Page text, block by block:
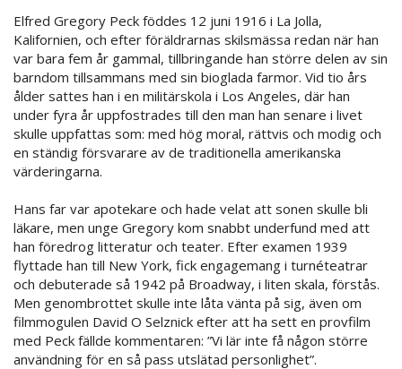
Elfred Gregory Peck föddes 12 juni 1916 i La Jolla,
Kalifornien, och efter föräldrarnas skilsmässa redan när han
var bara fem år gammal, tillbringande han större delen av sin
barndom tillsammans med sin bioglada farmor. Vid tio års
ålder sattes han i en militärskola i Los Angeles, där han
under fyra år uppfostrades till den man han senare i livet
skulle uppfattas som: med hög moral, rättvis och modig och
en ständig försvarare av de traditionella amerikanska
värderingarna.
Hans far var apotekare och hade velat att sonen skulle bli
läkare, men unge Gregory kom snabbt underfund med att
han föredrog litteratur och teater. Efter examen 1939
flyttade han till New York, fick engagemang i turnéteatrar
och debuterade så 1942 på Broadway, i liten skala, förstås.
Men genombrottet skulle inte låta vänta på sig, även om
filmmogulen David O Selznick efter att ha sett en provfilm
med Peck fällde kommentaren: ”Vi lär inte få någon större
användning för en så pass utslätad personlighet”.